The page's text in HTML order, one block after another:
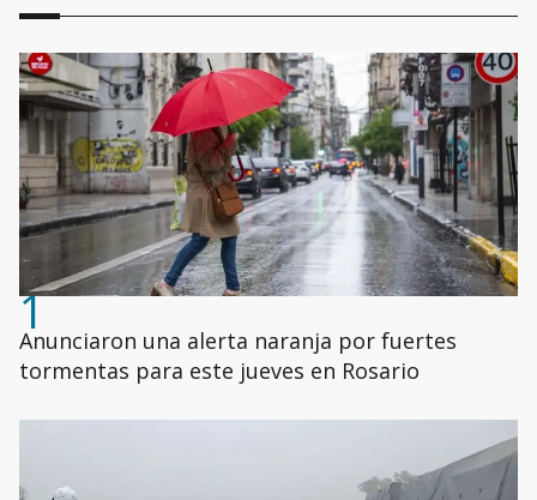
1
Anunciaron una alerta naranja por fuertes
tormentas para este jueves en Rosario